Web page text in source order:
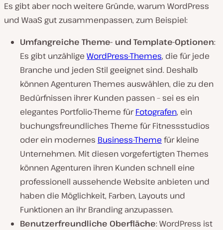
Es gibt aber noch weitere Gründe, warum WordPress
und WaaS gut zusammenpassen, zum Beispiel:
Umfangreiche Theme- und Template-Optionen:
Es gibt unzählige WordPress-Themes, die für jede
Branche und jeden Stil geeignet sind. Deshalb
können Agenturen Themes auswählen, die zu den
Bedürfnissen ihrer Kunden passen – sei es ein
elegantes Portfolio-Theme fürFotografen, ein
buchungsfreundliches Theme für Fitnessstudios
oder ein modernes Business-Theme für kleine
Unternehmen. Mit diesen vorgefertigten Themes
können Agenturen ihren Kunden schnell eine
professionell aussehende Website anbieten und
haben die Möglichkeit, Farben, Layouts und
Funktionen an ihr Branding anzupassen.
Benutzerfreundliche Oberfläche: WordPress ist